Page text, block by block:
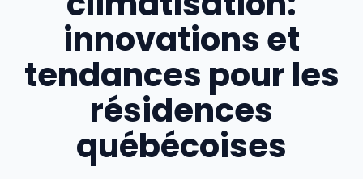
innovations et
tendances pour les
résidences
québécoises